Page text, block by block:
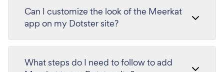
Can I customize the look of the Meerkat
app on my Dotster site?
What steps do I need to follow to add